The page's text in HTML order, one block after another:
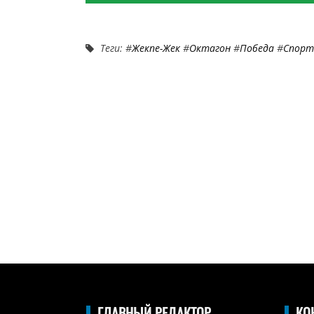
Теги: #Жекпе-Жек #Октагон #Победа #Спорт